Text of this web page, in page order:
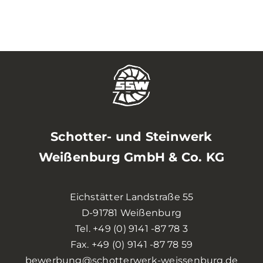
Schotter- und Steinwerk
Weißenburg GmbH & Co. KG
Eichstätter Landstraße 55
D-91781 Weißenburg
Tel. +49 (0) 9141 -87 78 3
Fax. +49 (0) 9141 -87 78 59
bewerbung@schotterwerk-weissenburg.de